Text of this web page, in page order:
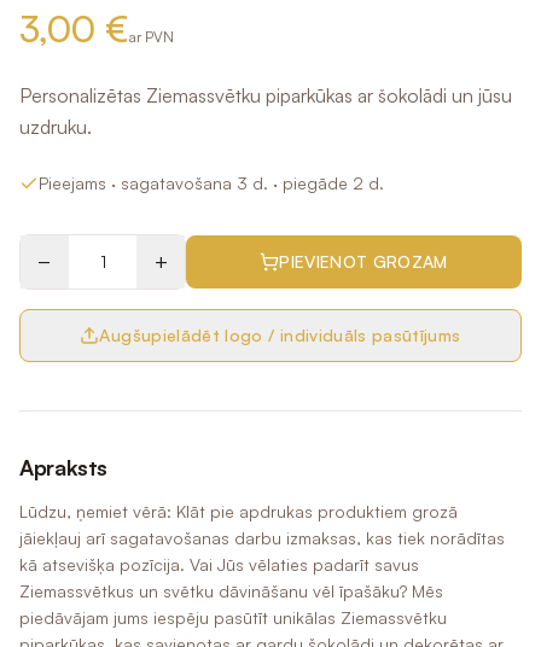
3,00 €ar PVN
Personalizētas Ziemassvētku piparkūkas ar šokolādi un jūsu
uzdruku.
Pieejams · sagatavošana 3 d. · piegāde 2 d.
− + PIEVIENOT GROZAM
Augšupielādēt logo / individuāls pasūtījums
Apraksts
Lūdzu, ņemiet vērā: Klāt pie apdrukas produktiem grozā
jāiekļauj arī sagatavošanas darbu izmaksas, kas tiek norādītas
kā atsevišķa pozīcija. Vai Jūs vēlaties padarīt savus
Ziemassvētkus un svētku dāvināšanu vēl īpašāku? Mēs
piedāvājam jums iespēju pasūtīt unikālas Ziemassvētku